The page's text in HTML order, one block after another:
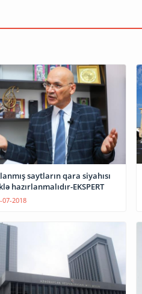
saytların qara siyahısı
hazırlanmalıdır-EKSPERT
07-2018